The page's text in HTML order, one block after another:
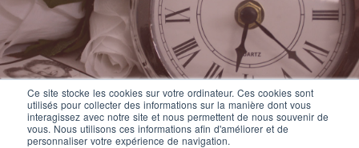
Ce site stocke les cookies sur votre ordinateur. Ces cookies sont
utilisés pour collecter des informations sur la manière dont vous
interagissez avec notre site et nous permettent de nous souvenir de
vous. Nous utilisons ces informations afin d'améliorer et de
personnaliser votre expérience de navigation.